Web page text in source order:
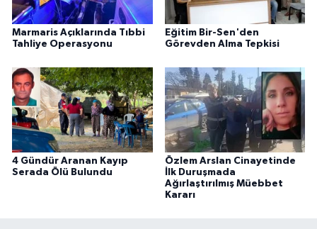
Marmaris Açıklarında Tıbbi
Tahliye Operasyonu
Eğitim Bir-Sen'den
Görevden Alma Tepkisi
4 Gündür Aranan Kayıp
Serada Ölü Bulundu
Özlem Arslan Cinayetinde
İlk Duruşmada
Ağırlaştırılmış Müebbet
Kararı